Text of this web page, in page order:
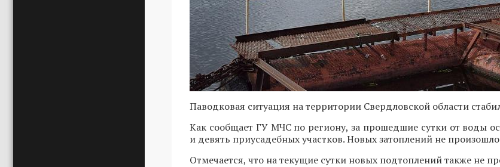
Паводковая ситуация на территории Свердловской области
Как сообщает ГУ МЧС по региону, за прошедшие сутки от воды
и девять приусадебных участков. Новых затоплений не
Отмечается, что на текущие сутки новых подтоплений также не